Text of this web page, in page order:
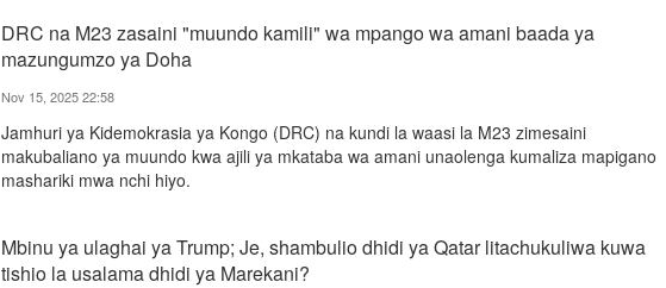
DRC na M23 zasaini "muundo kamili" wa mpango wa amani baada ya
mazungumzo ya Doha
Nov 15, 2025 22:58
Jamhuri ya Kidemokrasia ya Kongo (DRC) na kundi la waasi la M23 zimesaini
makubaliano ya muundo kwa ajili ya mkataba wa amani unaolenga kumaliza mapigano
mashariki mwa nchi hiyo.
Mbinu ya ulaghai ya Trump; Je, shambulio dhidi ya Qatar litachukuliwa kuwa
tishio la usalama dhidi ya Marekani?